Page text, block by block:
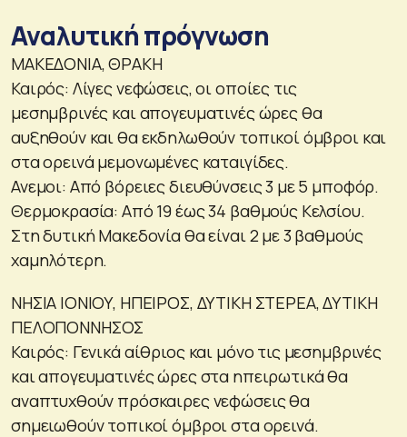
Αναλυτική πρόγνωση
ΜΑΚΕΔΟΝΙΑ, ΘΡΑΚΗ
Καιρός: Λίγες νεφώσεις, οι οποίες τις
μεσημβρινές και απογευματινές ώρες θα
αυξηθούν και θα εκδηλωθούν τοπικοί όμβροι και
στα ορεινά μεμονωμένες καταιγίδες.
Ανεμοι: Από βόρειες διευθύνσεις 3 με 5 μποφόρ.
Θερμοκρασία: Από 19 έως 34 βαθμούς Κελσίου.
Στη δυτική Μακεδονία θα είναι 2 με 3 βαθμούς
χαμηλότερη.
ΝΗΣΙΑ ΙΟΝΙΟΥ, ΗΠΕΙΡΟΣ, ΔΥΤΙΚΗ ΣΤΕΡΕΑ, ΔΥΤΙΚΗ
ΠΕΛΟΠΟΝΝΗΣΟΣ
Καιρός: Γενικά αίθριος και μόνο τις μεσημβρινές
και απογευματινές ώρες στα ηπειρωτικά θα
αναπτυχθούν πρόσκαιρες νεφώσεις θα
σημειωθούν τοπικοί όμβροι στα ορεινά.